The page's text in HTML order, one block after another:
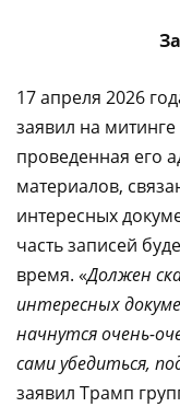
17 апреля 2026
заявил на
проведенная его
материалов,
интересных
часть записей
время. «Должен
интересных
начнутся очень-
сами убедиться,
заявил Трамп